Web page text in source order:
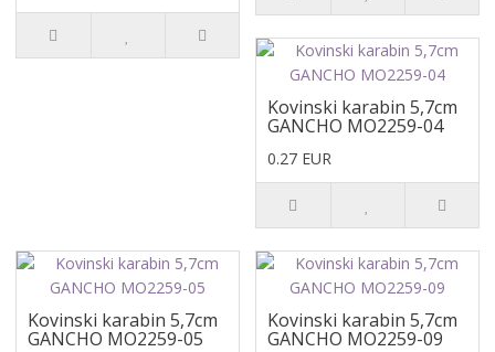
Kovinski karabin 5,7cm
GANCHO MO2259-04
0.27 EUR
Kovinski karabin 5,7cm
GANCHO MO2259-05
Kovinski karabin 5,7cm
GANCHO MO2259-09